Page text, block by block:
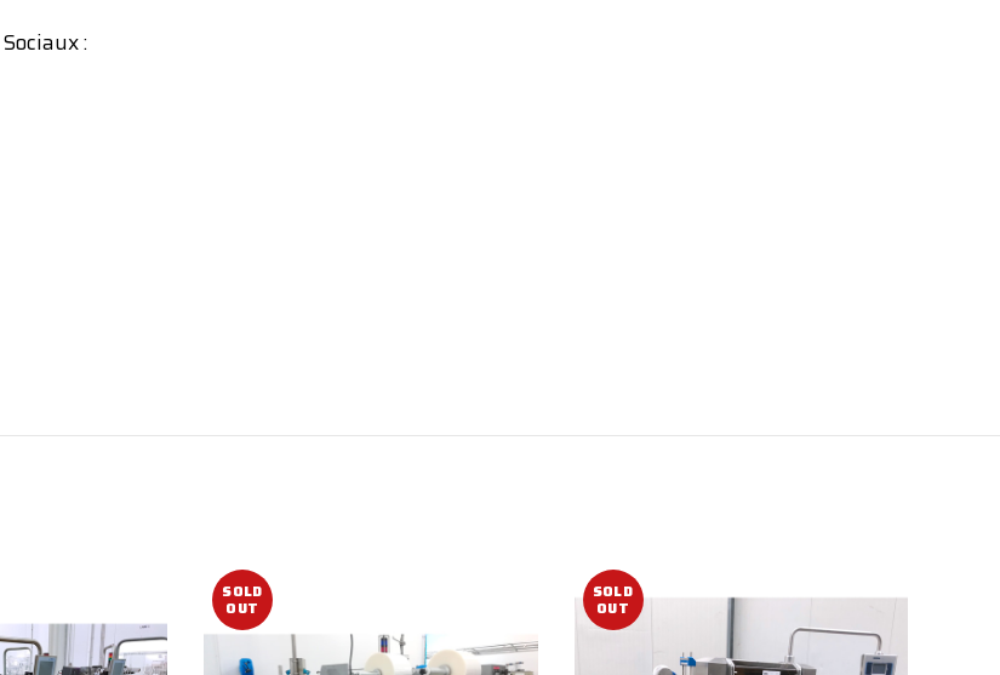
:
SOLD
OUT
SOLD
OUT